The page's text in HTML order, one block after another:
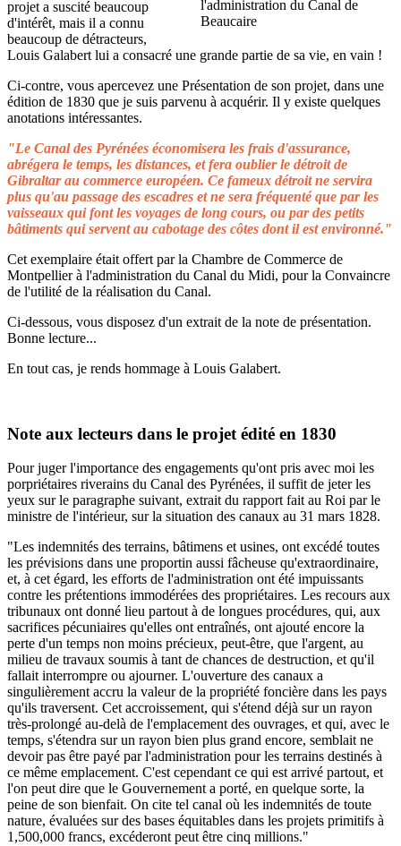
projet a suscité beaucoup
d'intérêt, mais il a connu
beaucoup de détracteurs,
Louis Galabert lui a consacré une grande partie de sa vie, en vain !
Ci-contre, vous apercevez une Présentation de son projet, dans une
édition de 1830 que je suis parvenu à acquérir. Il y existe quelques
anotations intéressantes.
"Le Canal des Pyrénées économisera les frais d'assurance,
abrégera le temps, les distances, et fera oublier le détroit de
Gibraltar au commerce européen. Ce fameux détroit ne servira
plus qu'au passage des escadres et ne sera fréquenté que par les
vaisseaux qui font les voyages de long cours, ou par des petits
bâtiments qui servent au cabotage des côtes dont il est environné."
Cet exemplaire était offert par la Chambre de Commerce de
Montpellier à l'administration du Canal du Midi, pour la Convaincre
de l'utilité de la réalisation du Canal.
Ci-dessous, vous disposez d'un extrait de la note de présentation.
Bonne lecture...
En tout cas, je rends hommage à Louis Galabert.
Note aux lecteurs dans le projet édité en 1830
Pour juger l'importance des engagements qu'ont pris avec moi les
porpriétaires riverains du Canal des Pyrénées, il suffit de jeter les
yeux sur le paragraphe suivant, extrait du rapport fait au Roi par le
ministre de l'intérieur, sur la situation des canaux au 31 mars 1828.
"Les indemnités des terrains, bâtimens et usines, ont excédé toutes
les prévisions dans une proportin aussi fâcheuse qu'extraordinaire,
et, à cet égard, les efforts de l'administration ont été impuissants
contre les prétentions immodérées des propriétaires. Les recours aux
tribunaux ont donné lieu partout à de longues procédures, qui, aux
sacrifices pécuniaires qu'elles ont entraînés, ont ajouté encore la
perte d'un temps non moins précieux, peut-être, que l'argent, au
milieu de travaux soumis à tant de chances de destruction, et qu'il
fallait interrompre ou ajourner. L'ouverture des canaux a
singulièrement accru la valeur de la propriété foncière dans les pays
qu'ils traversent. Cet accroissement, qui s'étend déjà sur un rayon
très-prolongé au-delà de l'emplacement des ouvrages, et qui, avec le
temps, s'étendra sur un rayon bien plus grand encore, semblait ne
devoir pas être payé par l'administration pour les terrains destinés à
ce même emplacement. C'est cependant ce qui est arrivé partout, et
l'on peut dire que le Gouvernement a porté, en quelque sorte, la
peine de son bienfait. On cite tel canal où les indemnités de toute
nature, évaluées sur des bases équitables dans les projets primitifs à
1,500,000 francs, excéderont peut être cinq millions."